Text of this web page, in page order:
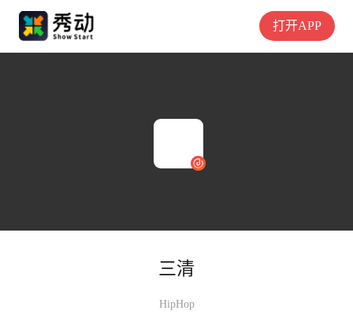
打开APP
三清
HipHop